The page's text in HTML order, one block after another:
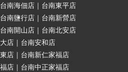
南海佃店｜台南東平店
南鹽行店｜台南新營店
南開山店｜台南北安店
店｜台南安和店
店｜台南新仁家福店
店｜台南中正家福店